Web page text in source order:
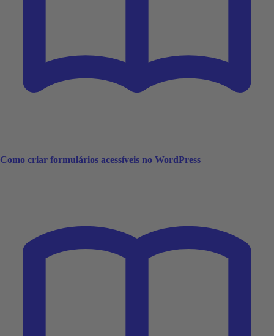
Como criar formulários acessíveis no WordPress